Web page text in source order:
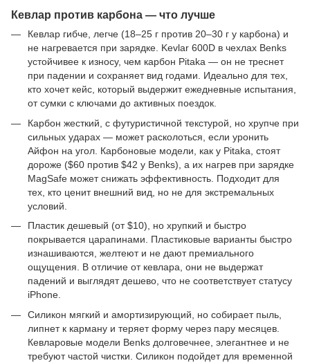
Кевлар против карбона — что лучше
Кевлар гибче, легче (18–25 г против 20–30 г у карбона) и
не нагревается при зарядке. Kevlar 600D в чехлах Benks
устойчивее к износу, чем карбон Pitaka — он не треснет
при падении и сохраняет вид годами. Идеально для тех,
кто хочет кейс, который выдержит ежедневные испытания,
от сумки с ключами до активных поездок.
Карбон жесткий, с футуристичной текстурой, но хрупче при
сильных ударах — может расколоться, если уронить
Айфон на угол. Карбоновые модели, как у Pitaka, стоят
дороже ($60 против $42 у Benks), а их нагрев при зарядке
MagSafe может снижать эффективность. Подходит для
тех, кто ценит внешний вид, но не для экстремальных
условий.
Пластик дешевый (от $10), но хрупкий и быстро
покрывается царапинами. Пластиковые варианты быстро
изнашиваются, желтеют и не дают премиального
ощущения. В отличие от кевлара, они не выдержат
падений и выглядят дешево, что не соответствует статусу
iPhone.
Силикон мягкий и амортизирующий, но собирает пыль,
липнет к карману и теряет форму через пару месяцев.
Кевларовые модели Benks долговечнее, элегантнее и не
требуют частой чистки. Силикон подойдет для временной